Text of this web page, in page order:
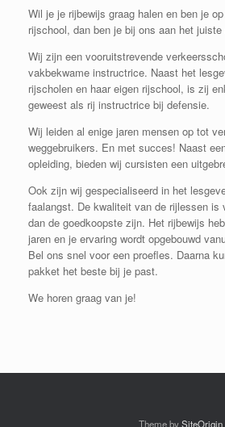
Wil je je rijbewijs graag halen en ben je
rijschool, dan ben je bij ons aan het juiste
Wij zijn een vooruitstrevende
vakbekwame instructrice. Naast het
rijscholen en haar eigen rijschool, is zij
geweest als rij instructrice bij defensie.
Wij leiden al enige jaren mensen op tot
weggebruikers. En met succes! Naast
opleiding, bieden wij cursisten een
Ook zijn wij gespecialiseerd in het
faalangst. De kwaliteit van de rijlessen is
dan de goedkoopste zijn. Het rijbewijs
jaren en je ervaring wordt opgebouwd
Bel ons snel voor een proefles. Daarna
pakket het beste bij je past.
We horen graag van je!
Theme bySiteOrigin